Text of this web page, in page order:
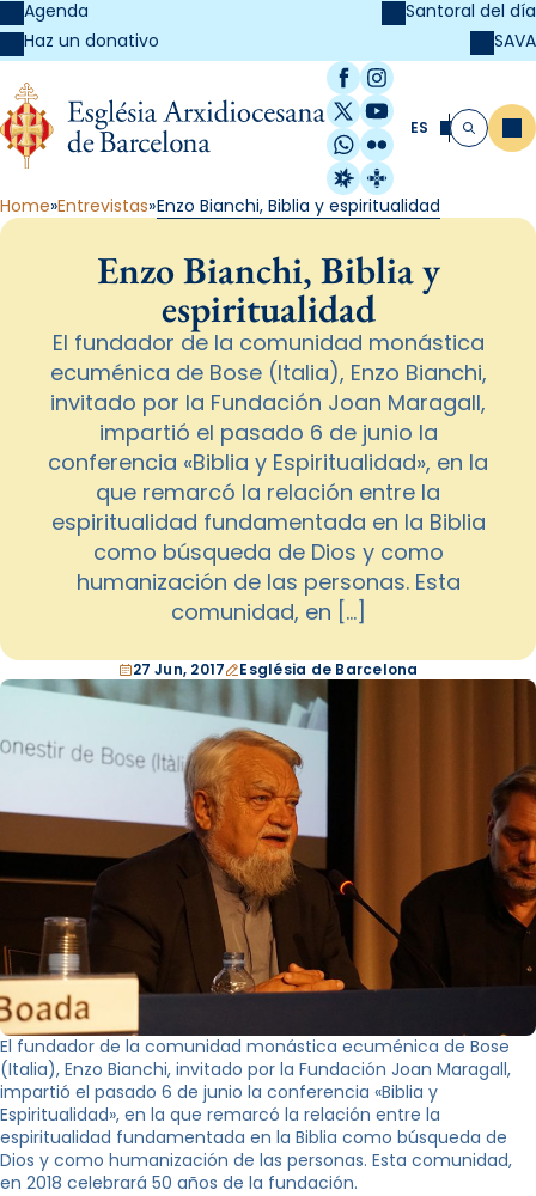
Agenda
Haz un donativo
Santoral del día
SAVA
Facebook
Instagram
X / Twitter
YouTube
WhatsApp
Flickr
Radio Estel
Catalunya
ES Buscar
Home Entrevistas Enzo Bianchi, Biblia y espiritualidad
Enzo Bianchi, Biblia y
espiritualidad
El fundador de la comunidad monástica
ecuménica de Bose (Italia), Enzo Bianchi,
invitado por la Fundación Joan Maragall,
impartió el pasado 6 de junio la
conferencia «Biblia y Espiritualidad», en la
que remarcó la relación entre la
espiritualidad fundamentada en la Biblia
como búsqueda de Dios y como
humanización de las personas. Esta
comunidad, en […]
27 Jun, 2017 Església de Barcelona
El fundador de la comunidad monástica ecuménica de Bose
(Italia), Enzo Bianchi, invitado por la Fundación Joan Maragall,
impartió el pasado 6 de junio la conferencia «Biblia y
Espiritualidad», en la que remarcó la relación entre la
espiritualidad fundamentada en la Biblia como búsqueda de
Dios y como humanización de las personas. Esta comunidad,
en 2018 celebrará 50 años de la fundación.